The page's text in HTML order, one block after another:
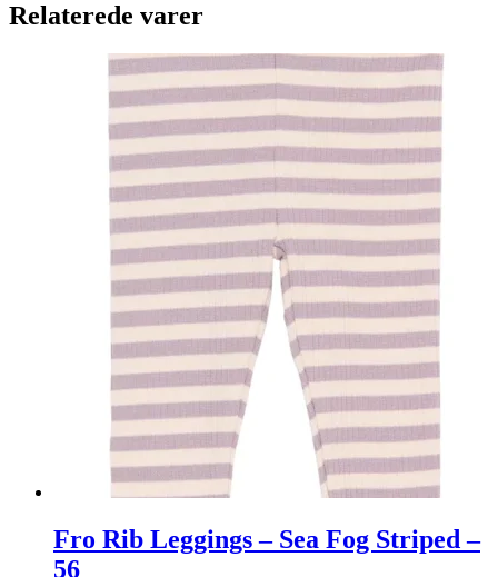
Relaterede varer
Fro Rib Leggings – Sea Fog Striped –
56